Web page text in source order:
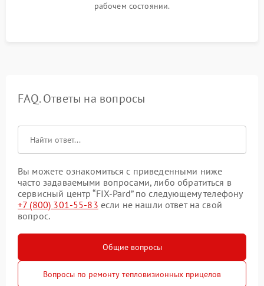
рабочем состоянии.
FAQ. Ответы на вопросы
Вы можете ознакомиться с приведенными ниже
часто задаваемыми вопросами, либо обратиться в
сервисный центр “FIX-Pard” по следующему телефону
+7 (800) 301-55-83 если не нашли ответ на свой
вопрос.
Общие вопросы
Вопросы по ремонту тепловизионных прицелов